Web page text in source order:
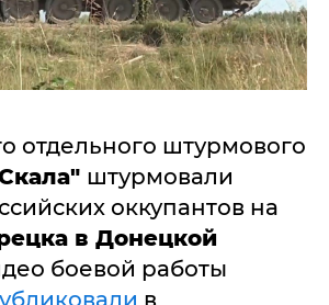
отдельного штурмового
штурмовали
оккупантов на
в Донецкой
боевой работы
в